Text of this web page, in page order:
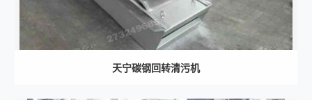
天宁碳钢回转清污机